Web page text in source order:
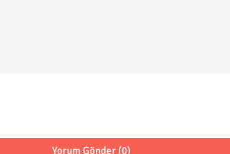
Yorum Gönder (0)